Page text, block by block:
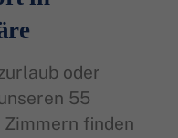
oder
55
finden